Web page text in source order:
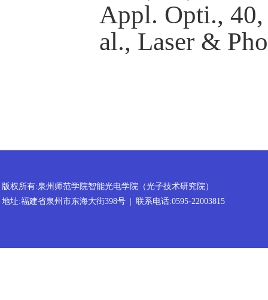
Appl. Opti.,
al., Laser &
版权所有:泉州师范学院智能光电学院（光子技术研究院）
地址:福建省泉州市东海大街398号
联系电话:0595-22003815